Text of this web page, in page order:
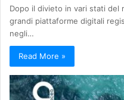
Dopo il divieto in vari stati del
grandi piattaforme digitali
negli…
Read More »